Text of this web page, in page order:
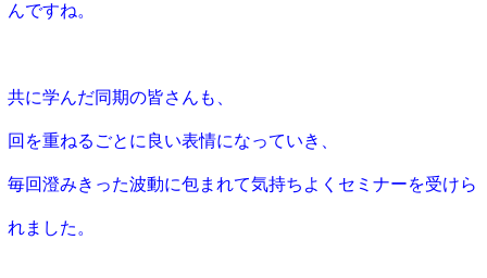
んですね。
共に学んだ同期の皆さんも、
回を重ねるごとに良い表情になっていき、
毎回澄みきった波動に包まれて気持ちよくセミナーを受けら
れました。